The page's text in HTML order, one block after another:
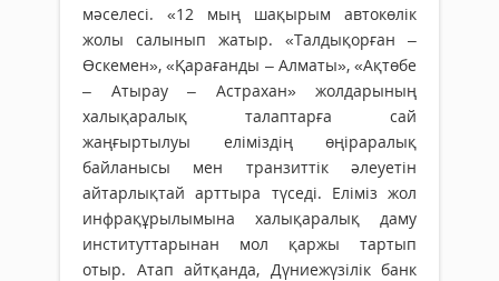
мәселесі. «12 мың шақырым автокөлік
жолы салынып жатыр. «Талдықорған –
Өскемен», «Қарағанды – Алматы», «Ақтөбе
– Атырау – Астрахан» жолдарының
халықаралық талаптарға сай
жаңғыртылуы еліміздің өңіраралық
байланысы мен транзиттік әлеуетін
айтарлықтай арттыра түседі. Еліміз жол
инфрақұрылымына халықаралық даму
институттарынан мол қаржы тартып
отыр. Атап айтқанда, Дүниежүзілік банк